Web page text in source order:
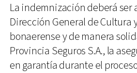
La indemnización deberá ser
Dirección General de Cultura
bonaerense y de manera
Provincia Seguros S.A., la
en garantía durante el